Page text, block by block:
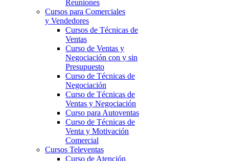
Reuniones
Cursos para Comerciales
y Vendedores
Cursos de Técnicas de
Ventas
Curso de Ventas y
Negociación con y sin
Presupuesto
Curso de Técnicas de
Negociación
Curso de Técnicas de
Ventas y Negociación
Curso para Autoventas
Curso de Técnicas de
Venta y Motivación
Comercial
Cursos Televentas
Curso de Atención